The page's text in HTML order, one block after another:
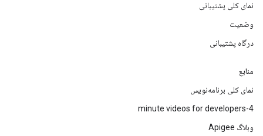
نمای کلی پشتیبانی
وضعیت
درگاه پشتیبانی
منابع
نمای کلی برنامه‌نویس
4-minute videos for developers
وبلاگ Apigee